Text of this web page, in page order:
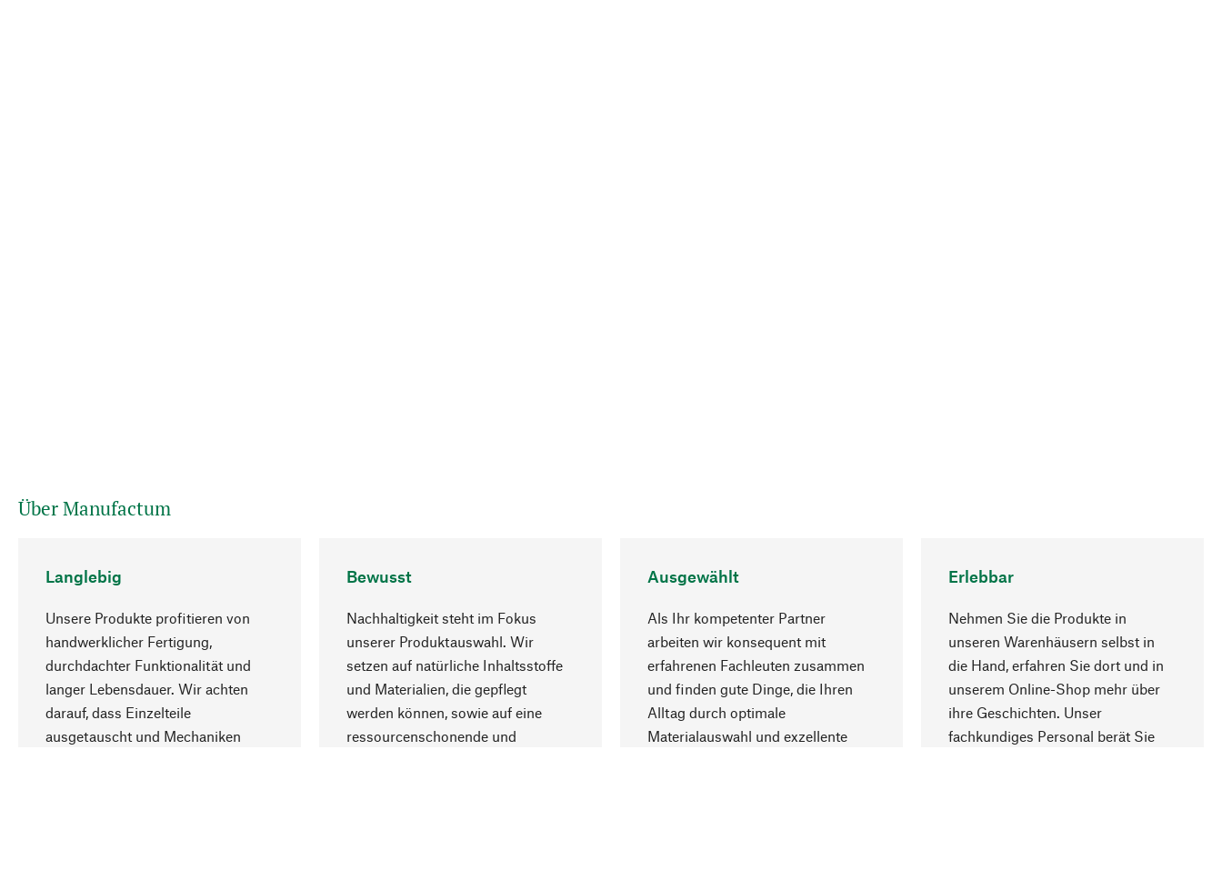
Über Manufactum
Langlebig
Unsere Produkte profitieren von
handwerklicher Fertigung,
durchdachter Funktionalität und
langer Lebensdauer. Wir achten
darauf, dass Einzelteile
ausgetauscht und Mechaniken
Bewusst
Nachhaltigkeit steht im Fokus
unserer Produktauswahl. Wir
setzen auf natürliche Inhaltsstoffe
und Materialien, die gepflegt
werden können, sowie auf eine
ressourcenschonende und
Ausgewählt
Als Ihr kompetenter Partner
arbeiten wir konsequent mit
erfahrenen Fachleuten zusammen
und finden gute Dinge, die Ihren
Alltag durch optimale
Materialauswahl und exzellente
Erlebbar
Nehmen Sie die Produkte in
unseren Warenhäusern selbst in
die Hand, erfahren Sie dort und in
unserem Online-Shop mehr über
ihre Geschichten. Unser
fachkundiges Personal berät Sie